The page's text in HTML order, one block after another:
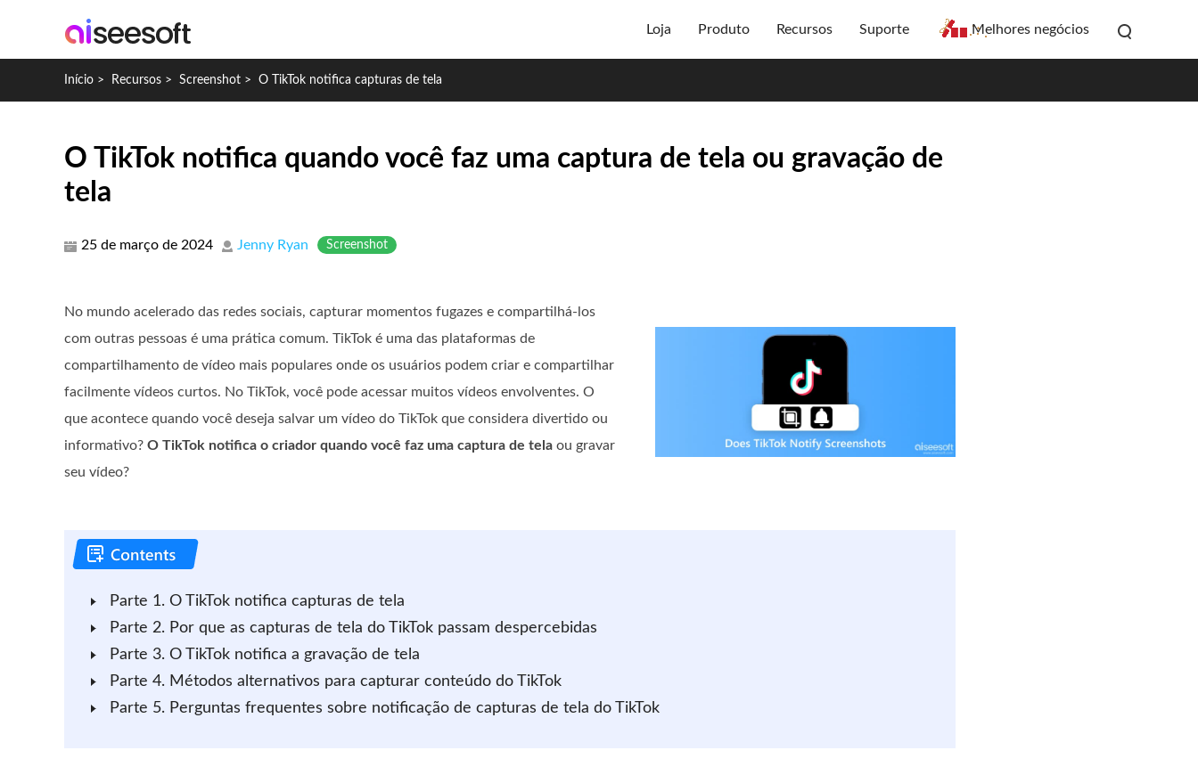
Loja Produto Recursos Suporte Melhores negócios
Início > Recursos > Screenshot > O TikTok notifica capturas de tela
O TikTok notifica quando você faz uma captura de tela ou gravação de
tela
25 de março de 2024 Jenny Ryan Screenshot
No mundo acelerado das redes sociais, capturar momentos fugazes e compartilhá-los
com outras pessoas é uma prática comum. TikTok é uma das plataformas de
compartilhamento de vídeo mais populares onde os usuários podem criar e compartilhar
facilmente vídeos curtos. No TikTok, você pode acessar muitos vídeos envolventes. O
que acontece quando você deseja salvar um vídeo do TikTok que considera divertido ou
informativo? O TikTok notifica o criador quando você faz uma captura de tela ou gravar
seu vídeo?
Parte 1. O TikTok notifica capturas de tela
Parte 2. Por que as capturas de tela do TikTok passam despercebidas
Parte 3. O TikTok notifica a gravação de tela
Parte 4. Métodos alternativos para capturar conteúdo do TikTok
Parte 5. Perguntas frequentes sobre notificação de capturas de tela do TikTok